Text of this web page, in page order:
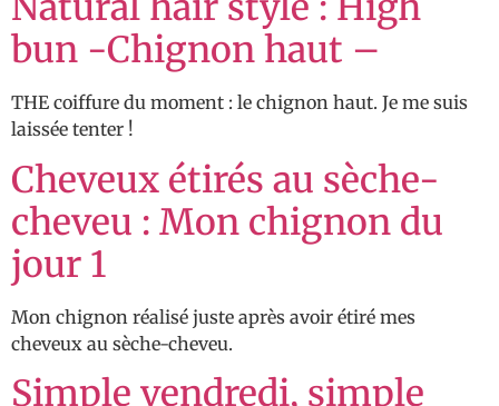
bun -Chignon haut –
THE coiffure du moment : le chignon haut. Je me suis
laissée tenter !
Cheveux étirés au sèche-
cheveu : Mon chignon du
jour 1
Mon chignon réalisé juste après avoir étiré mes
cheveux au sèche-cheveu.
Simple vendredi, simple